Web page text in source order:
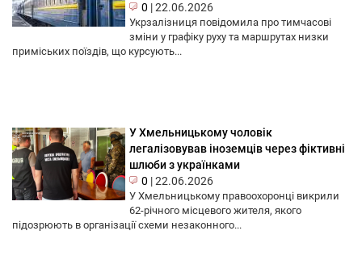
0 |22.06.2026
Укрзалізниця повідомила про тимчасові
зміни у графіку руху та маршрутах низки
приміських поїздів, що курсують...
У Хмельницькому чоловік
легалізовував іноземців через фіктивні
шлюби з українками
0 |22.06.2026
У Хмельницькому правоохоронці викрили
62-річного місцевого жителя, якого
підозрюють в організації схеми незаконного...